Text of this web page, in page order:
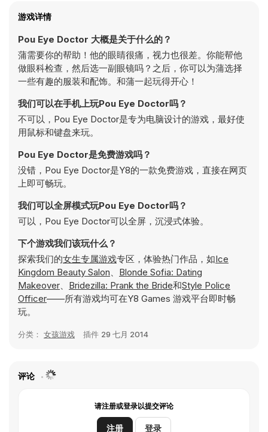
游戏详情
Pou Eye Doctor 大概是关于什么的？
蒲需要你的帮助！他的眼睛很痛，视力也很差。你能帮他
做眼科检查，然后选一副眼镜吗？之后，你可以为蒲选择
一些有趣的服装和配饰。和蒲一起玩得开心！
我们可以在手机上玩Pou Eye Doctor吗？
不可以，Pou Eye Doctor是专为电脑设计的游戏，最好使
用鼠标和键盘来玩。
Pou Eye Doctor是免费游戏吗？
没错，Pou Eye Doctor是Y8的一款免费游戏，直接在网页
上即可畅玩。
我们可以全屏模式玩Pou Eye Doctor吗？
可以，Pou Eye Doctor可以全屏，沉浸式体验。
下个游戏我们该玩什么？
探索我们的女生专属游戏专区，体验热门作品，如Ice
Kingdom Beauty Salon、 Blonde Sofia: Dating
Makeover、 Bridezilla: Prank the Bride和Style Police
Officer——所有游戏均可在Y8 Games 游戏平台即时畅
玩。
分类： 女孩游戏 插件 29 七月 2014
评论
请注册或登录以提交评论
注册 登录